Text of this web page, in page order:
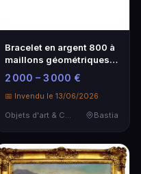
Bracelet en argent 800 à
maillons géométriques -
Élégance intemporelle
2 000 – 3 000 €
📅 Invendu le 13/06/2026
Objets d'art & Curiosités
Bastia